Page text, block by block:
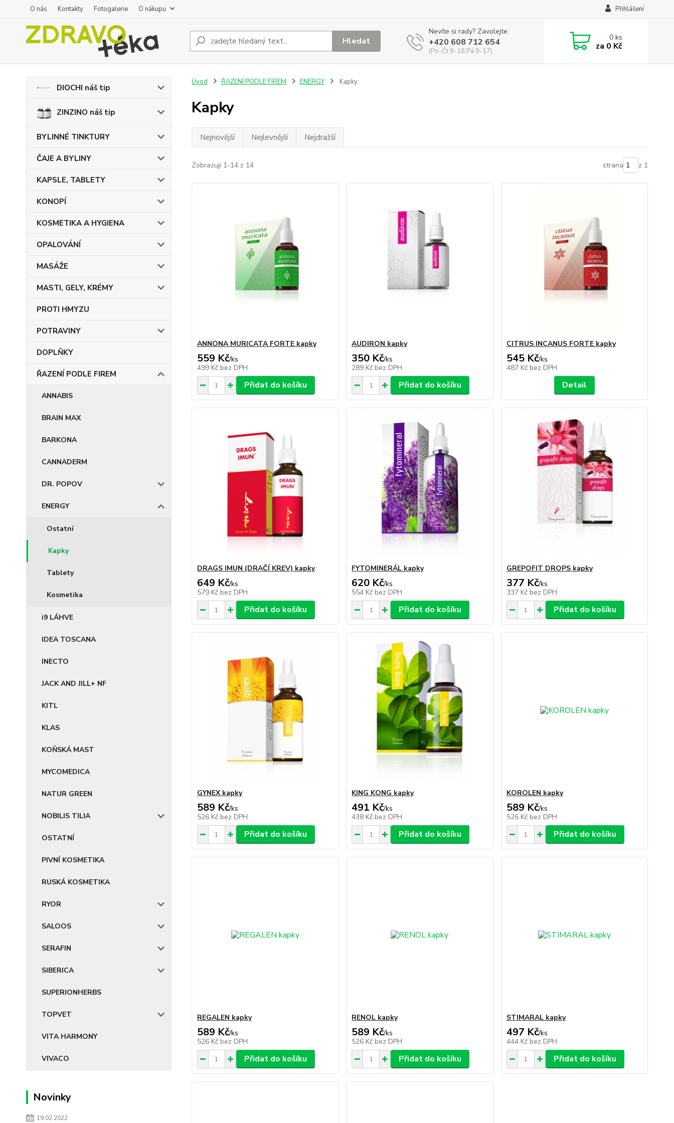
O nás Kontakty Fotogalerie O nákupu Přihlášení
Hledat
Nevíte si rady? Zavolejte.
+420 608 712 654
(Po-Čt 9-18,Pá 9-17)
0ks
za 0 Kč
DIOCHI náš tip
ZINZINO náš tip
BYLINNÉ TINKTURY
ČAJE A BYLINY
KAPSLE, TABLETY
KONOPÍ
KOSMETIKA A HYGIENA
OPALOVÁNÍ
MASÁŽE
MASTI, GELY, KRÉMY
PROTI HMYZU
POTRAVINY
DOPLŇKY
ŘAZENÍ PODLE FIREM
ANNABIS
BRAIN MAX
BARKONA
CANNADERM
DR. POPOV
ENERGY
Ostatní
Kapky
Tablety
Kosmetika
i9 LÁHVE
IDEA TOSCANA
INECTO
JACK AND JILL+ NF
KITL
KLAS
KOŇSKÁ MAST
MYCOMEDICA
NATUR GREEN
NOBILIS TILIA
OSTATNÍ
PIVNÍ KOSMETIKA
RUSKÁ KOSMETIKA
RYOR
SALOOS
SERAFIN
SIBERICA
SUPERIONHERBS
TOPVET
VITA HARMONY
VIVACO
Novinky
19.02.2022
Úvod ŘAZENÍ PODLE FIREM ENERGY Kapky
Kapky
Nejnovější Nejlevnější Nejdražší
Zobrazuji 1-14 z 14 strana z 1
ANNONA MURICATA FORTE kapky
559 Kč/ks
499 Kč bez DPH
Přidat do košíku
AUDIRON kapky
350 Kč/ks
289 Kč bez DPH
Přidat do košíku
CITRUS INCANUS FORTE kapky
545 Kč/ks
487 Kč bez DPH
Detail
DRAGS IMUN (DRAČÍ KREV) kapky
649 Kč/ks
579 Kč bez DPH
Přidat do košíku
FYTOMINERÁL kapky
620 Kč/ks
554 Kč bez DPH
Přidat do košíku
GREPOFIT DROPS kapky
377 Kč/ks
337 Kč bez DPH
Přidat do košíku
GYNEX kapky
589 Kč/ks
526 Kč bez DPH
Přidat do košíku
KING KONG kapky
491 Kč/ks
438 Kč bez DPH
Přidat do košíku
KOROLEN kapky
589 Kč/ks
526 Kč bez DPH
Přidat do košíku
REGALEN kapky
589 Kč/ks
526 Kč bez DPH
Přidat do košíku
RENOL kapky
589 Kč/ks
526 Kč bez DPH
Přidat do košíku
STIMARAL kapky
497 Kč/ks
444 Kč bez DPH
Přidat do košíku